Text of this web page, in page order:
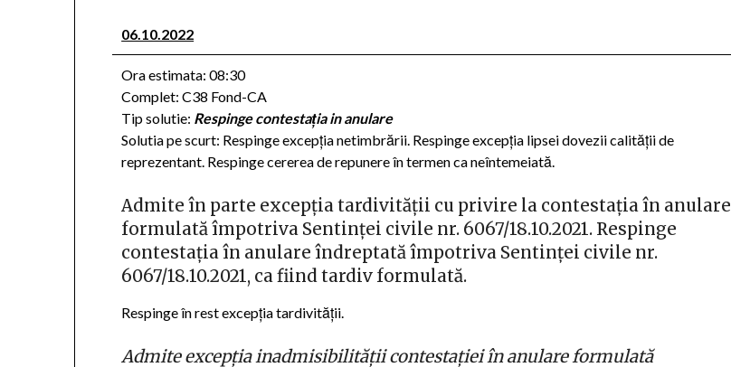
06.10.2022
Ora estimata: 08:30
Complet: C38 Fond-CA
Tip solutie: Respinge contestaţia in anulare
Solutia pe scurt: Respinge excepția netimbrării. Respinge excepția lipsei dovezii calității de
reprezentant. Respinge cererea de repunere în termen ca neîntemeiată.
Admite în parte excepția tardivității cu privire la contestația în anulare
formulată împotriva Sentinței civile nr. 6067/18.10.2021. Respinge
contestația în anulare îndreptată împotriva Sentinței civile nr.
6067/18.10.2021, ca fiind tardiv formulată.
Respinge în rest excepția tardivității.
Admite excepția inadmisibilității contestației în anulare formulată